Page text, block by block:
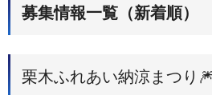
募集情報一覧（新着順）
栗木ふれあい納涼まつり